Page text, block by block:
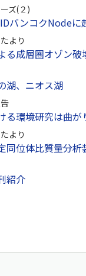
ズ(２)
バンコクNodeに
より
る成層圏オゾン
湖、ニオス湖
る環境研究は曲が
より
同位体比質量分析
紹介